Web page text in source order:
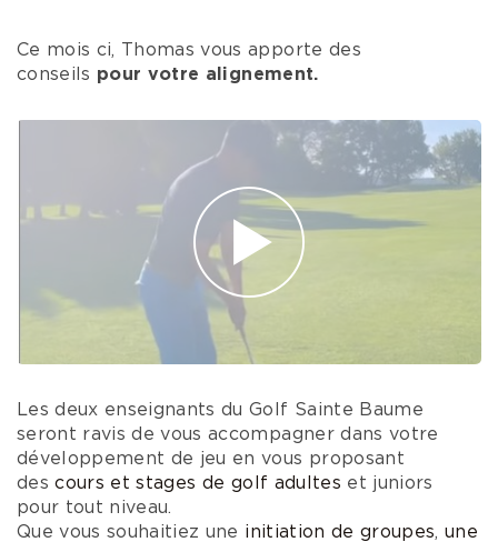
Ce mois ci, Thomas vous apporte des
conseils pour votre alignement.
Les deux enseignants du Golf Sainte Baume
seront ravis de vous accompagner dans votre
développement de jeu en vous proposant
descours et stages de golf adultes et juniors
pour tout niveau.
Que vous souhaitiez une initiation de groupes, une